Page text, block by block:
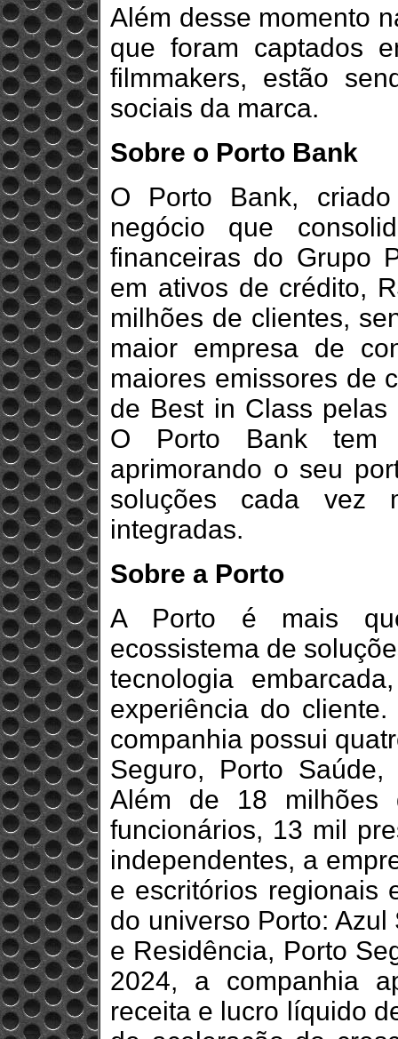
Além desse momento
que foram captados
filmmakers, estão
sociais da marca.
Sobre o Porto Bank
O Porto Bank,
negócio que
financeiras do Grupo
em ativos de crédito,
milhões de clientes,
maior empresa de
maiores emissores de
de Best in Class pelas
O Porto Bank tem
aprimorando o seu
soluções cada vez
integradas.
Sobre a Porto
A Porto é mais
ecossistema de
tecnologia
experiência do
companhia possui
Seguro, Porto
Além de 18 milhões
funcionários, 13 mil
independentes, a
e escritórios regionais
do universo Porto:
e Residência, Porto
2024, a companhia
receita e lucro líquido